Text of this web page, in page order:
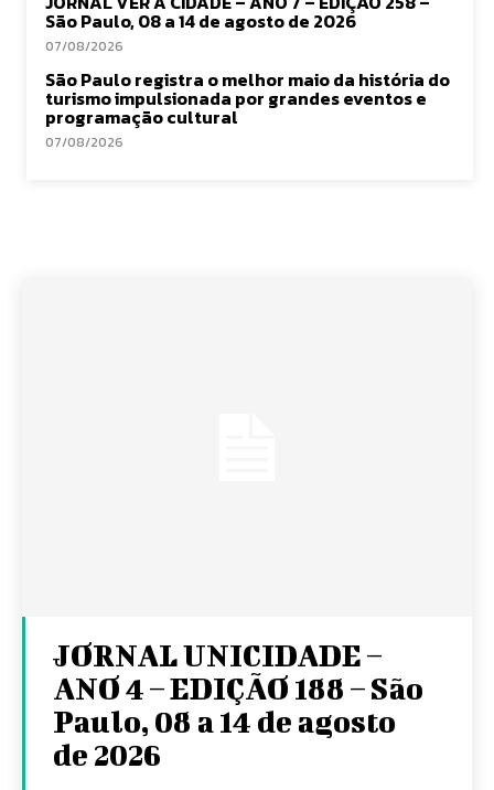
São Paulo, 08 a 14 de agosto de 2026
07/08/2026
São Paulo registra o melhor maio da história do
turismo impulsionada por grandes eventos e
programação cultural
07/08/2026
JORNAL UNICIDADE –
ANO 4 – EDIÇÃO 188 – São
Paulo, 08 a 14 de agosto
de 2026